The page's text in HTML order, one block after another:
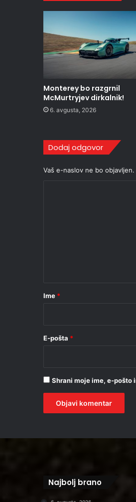
Monterey bo razgrnil
McMurtryjev dirkalnik!
6. avgusta, 2026
Dodaj odgovor
Vaš e-naslov ne bo objavljen.
rIme *
E-pošta *
Shrani moje ime, e-pošto
Najbolj brano